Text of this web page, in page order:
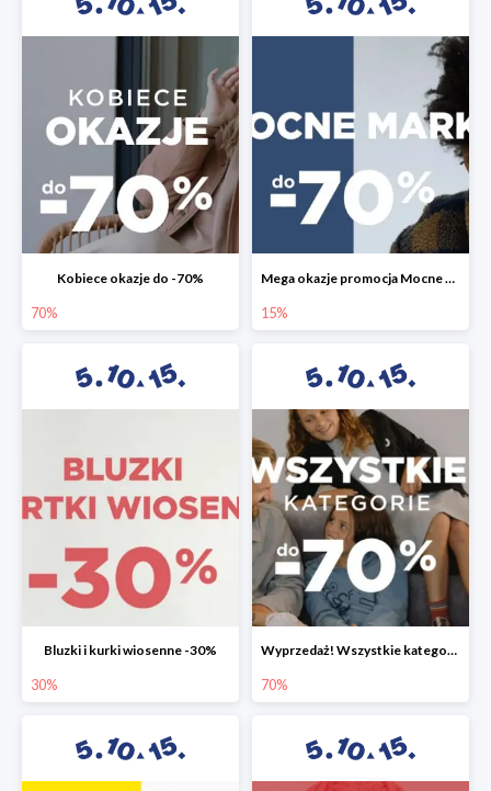
Kobiece okazje do -70%
70%
Mega okazje promocja Mocne marki do -70%
15%
Bluzki i kurki wiosenne -30%
30%
Wyprzedaż! Wszystkie kategorie do -70%
70%